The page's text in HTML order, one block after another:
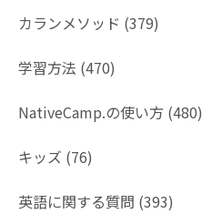
カランメソッド (379)
学習方法 (470)
NativeCamp.の使い方 (480)
キッズ (76)
英語に関する質問 (393)